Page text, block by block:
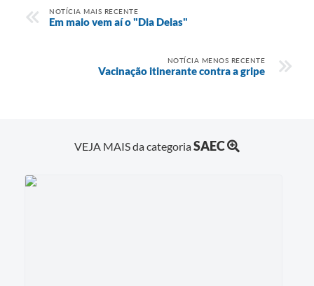
NOTÍCIA MAIS RECENTE
Em maio vem aí o "Dia Delas"
NOTÍCIA MENOS RECENTE
Vacinação itinerante contra a gripe
VEJA MAIS da categoriaSAEC